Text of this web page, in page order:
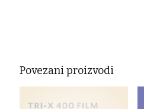
Povezani proizvodi